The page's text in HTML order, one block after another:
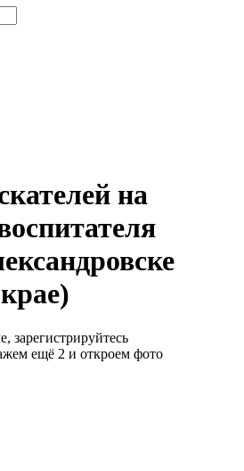
на
зарегистрируйтесь
ещё 2 и откроем фото